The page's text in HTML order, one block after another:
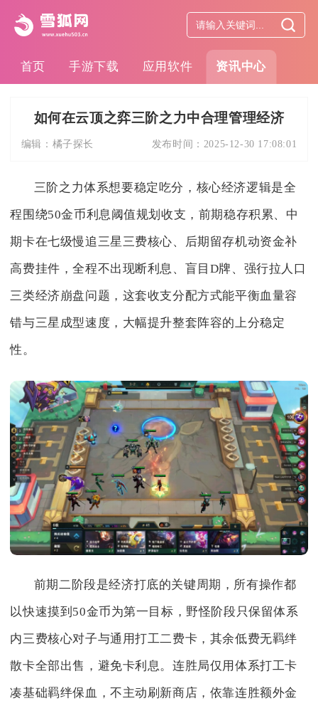
首页 手游下载 应用软件 资讯中心
如何在云顶之弈三阶之力中合理管理经济
编辑： 橘子探长 发布时间： 2025-12-30 17:08:01
三阶之力体系想要稳定吃分，核心经济逻辑是全
程围绕50金币利息阈值规划收支，前期稳存积累、中
期卡在七级慢追三星三费核心、后期留存机动资金补
高费挂件，全程不出现断利息、盲目D牌、强行拉人口
三类经济崩盘问题，这套收支分配方式能平衡血量容
错与三星成型速度，大幅提升整套阵容的上分稳定
性。
前期二阶段是经济打底的关键周期，所有操作都
以快速摸到50金币为第一目标，野怪阶段只保留体系
内三费核心对子与通用打工二费卡，其余低费无羁绊
散卡全部出售，避免卡利息。连胜局仅用体系打工卡
凑基础羁绊保血，不主动刷新商店，依靠连胜额外金